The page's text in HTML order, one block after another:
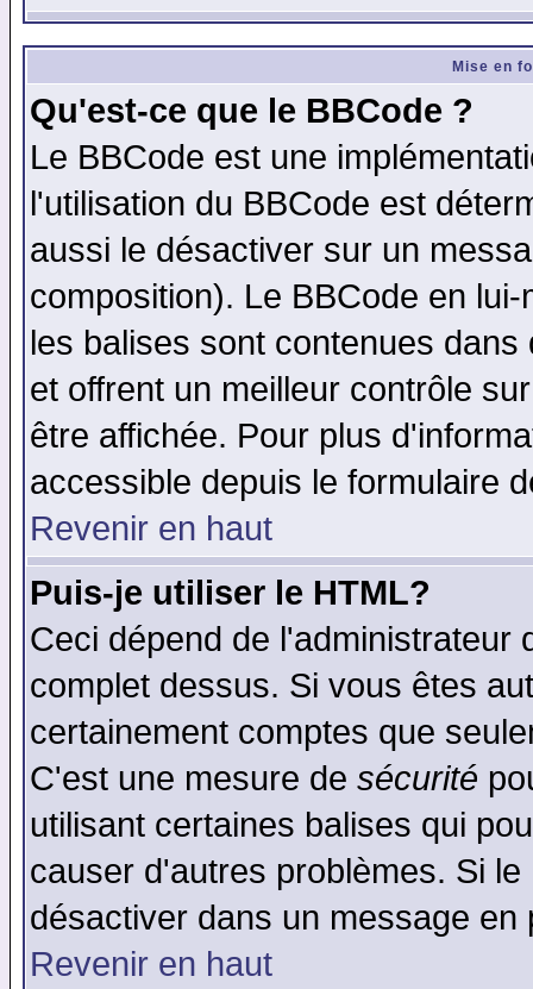
Mise en
Qu'est-ce que le BBCode ?
Le BBCode est une
l'utilisation du BBCode est
aussi le désactiver sur un
composition). Le BBCode en
les balises sont contenues
et offrent un meilleur contrôle
être affichée. Pour plus
accessible depuis le formulaire
Revenir en haut
Puis-je utiliser le HTML?
Ceci dépend de l'administrateur
complet dessus. Si vous êtes
certainement comptes que
C'est une mesure de sécurité
utilisant certaines balises qui
causer d'autres problèmes. Si
désactiver dans un message
Revenir en haut